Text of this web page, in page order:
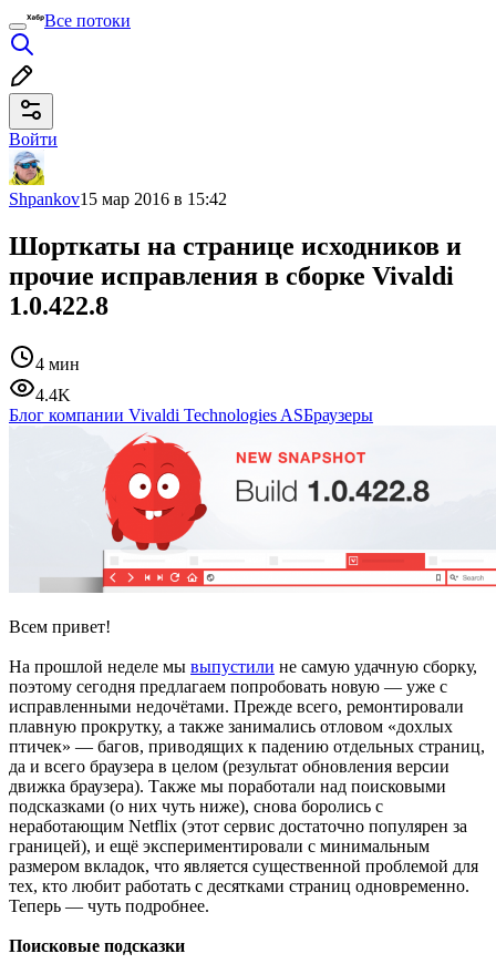
Все потоки
Войти
Shpankov15 мар 2016 в 15:42
Шорткаты на странице исходников и
прочие исправления в сборке Vivaldi
1.0.422.8
4 мин
4.4K
Блог компании Vivaldi Technologies ASБраузеры
Всем привет!
На прошлой неделе мы выпустили не самую удачную сборку,
поэтому сегодня предлагаем попробовать новую — уже с
исправленными недочётами. Прежде всего, ремонтировали
плавную прокрутку, а также занимались отловом «дохлых
птичек» — багов, приводящих к падению отдельных страниц,
да и всего браузера в целом (результат обновления версии
движка браузера). Также мы поработали над поисковыми
подсказками (о них чуть ниже), снова боролись с
неработающим Netflix (этот сервис достаточно популярен за
границей), и ещё экспериментировали с минимальным
размером вкладок, что является существенной проблемой для
тех, кто любит работать с десятками страниц одновременно.
Теперь — чуть подробнее.
Поисковые подсказки